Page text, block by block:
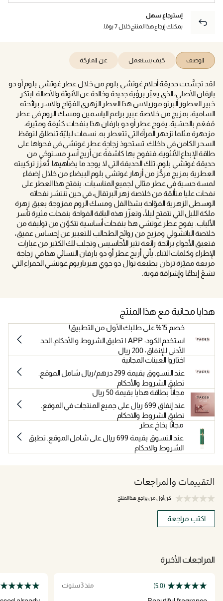
إسترجاع سهل
يمكنك إرجاع هذا المنتج خلال 7 يومًا.
الوصف كيف يستعمل عن الماركة
لقد تجسَّدت حديقة أحلام غوتشي بلوم من خلال عطر غوتشي بلوم أو دو
بارفان الأصلي، الذي يعبِّر برؤية جديدة وخالدة عن الأنوثة والأصالة. ابتكر
خبير العطور ألبرتو موريلاس هذا العطر الزهري الفوّاح والآسِر برائحته
السامية، بمزيج من خلاصة عبير براعم الياسمين ومسك الروم في عطر
مُفعَم بالحسّية. يفوح عطر أو دو بارفان هذا بنفحات كثيفة ومثيرة،
مزدهرة مثلما تزدهر المرأة التي تتعطر به. نسمات ليليّة تنطلق لتوقظ
السحر الكامن في داخلك. تستحوذ زجاجة عطر غوتشي في فحواها على
طاقة الإبداع الأنثوية، فتفوح بها كاشفةً عن أريج آسرٍ مستوحًى من
حديقة غوتشي بلوم، تلك الحديقة التي لا يوجد ما يضاهيها. تُعزِّز تركيبته
العطرية بمزيج مركّز من أزهار غوتشي بلوم البيضاء من خلال إضفاء
لمسة حسية في عطر مثالي لجميع المناسبات. ينفتح هذا العطر على
نفحات عليا متألقة من خلاصة زهر البرتقال، في حين تنتشر نفحاته
الوسطى الزهرية الفوّاحة بشذا الفل ومسك الروم ممزوجة بعبق زهرة
ملكة الليل التي تتفتح ليلًا، وتعزّز هذه الباقة الفواحة بنفحات مثيرة تأسر
الألباب. يفوح عطر غوتشي هذا بنفحات أساسية تتكوّن من توليفة من
خلاصة الباتشولي ومزيج من روائح الطحالب للتعبير عن إحساس عميق،
فتعبق الأجواء برائحة رائعة تثير الأحاسيس وتجلب لك الكثير من عبارات
الإطراء وكلمات الثناء. يأتي أريج عطر أو دو بارفان النسائي هذا في زجاجة
مربعة مميّزة تزدان بطبعة توال دو جوي هيرباريوم غوتشي الحمراء التي
تشعّ إبداعًا وإشراقة قوية.
هدايا مجانية مع هذا المنتج
خصم 15% على طلبك الأول من التطبيق!
استخدم الكود: APP | تطبق الشروط و الأحكام. الحد
الأدنى للإنفاق: 200 ريال
اختاروا العينات المجانية
عند التسووق بقيمة 299 درهم/ريال شامل الموقع.
تطبق الشروط والأحكام
مجاناً بطاقة هدايا بقيمة 50 ريال
عند إنفاق 699 ريال على جميع المنتجات في الموقع.
تطبق الشروط والاحكام
مجانًا بخاخ عطر
عند التسوق بقيمة 699 ريال على شامل الموقع. تطبق
الشروط والاحكام
التقييمات والمراجعات
كن أول من يراجع هذا المنتج
اكتب مراجعة
المراجعات الأخيرة
(5.0) منذ 3 سنوات